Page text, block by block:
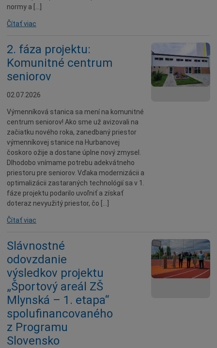
Voľby
Šport
Naše školy
Seniori
Partnerské mestá
Národnostné menšiny
Podujatie
Cyklomesto
Rekonštrukcia
História
Turizmus
Dobrovoľníctvo
Rady a tipy
Benefícia
Deti a rodina
Dobrovoľníctvo
Benefícia
Duchovný život
normy a […]
Čítať viac
2. fáza projektu:
Komunitné centrum
seniorov
02.07.2026
Výmenníková stanica sa mení na komunitné
centrum seniorov! Ako sme už avizovali na
začiatku nového roka, zanedbaný priestor
výmenníkovej stanice na Hurbanovej
čoskoro ožije a dostane úplne nový zmysel.
Dlhodobo vnímame potrebu adekvátneho
priestoru pre seniorov. Vďaka modernizácii a
optimalizácii zastaraných technológií sa v 1.
fáze projektu podarilo uvoľniť a získať
doteraz nevyužitý priestor, čo […]
Čítať viac
Slávnostné
odovzdanie
výsledkov projektu
„Športový areál ZŠ
Mlynská – 1. etapa“
spolufinancovaného
z Programu
Slovensko